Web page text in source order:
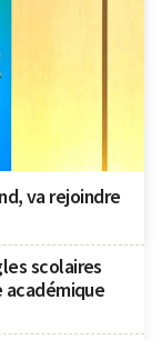
va rejoindre
scolaires